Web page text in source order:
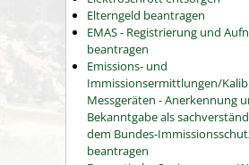
Elterngeld beantragen
EMAS - Registrierung und
beantragen
Emissions- und
Immissionsermittlungen/
Messgeräten - Anerkennung
Bekanntgabe als
dem Bundes-
beantragen